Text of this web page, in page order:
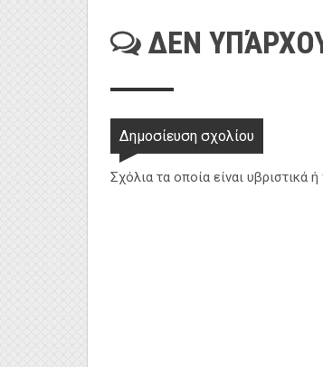
ΔΕΝ
Δημοσίευση σχολίου
Σχόλια τα οποία είναι υβριστικά